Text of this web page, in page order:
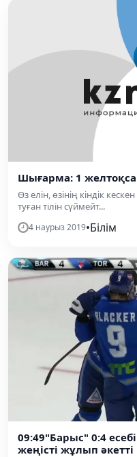
Шығарма: 1
Өз елін, өзінің кіндік
туған тілін сүймейт...
4 наурыз 2019•Білім
09:49"Барыс" 0:4
жеңісті жұлып әкетті